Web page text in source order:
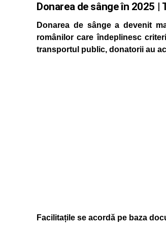
Donarea de sânge în 2025
Donarea de sânge a devenit
românilor care îndeplinesc
transportul public, donatorii au
Facilitațile se acordă pe baza